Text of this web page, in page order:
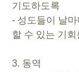
기도하도록
- 성도들이 날
할 수 있는 기
3. 동역